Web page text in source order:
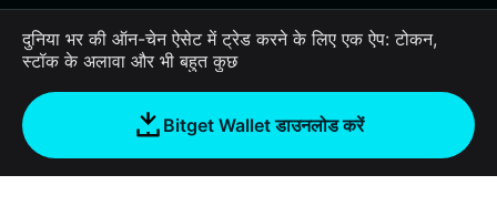
दुनिया भर की ऑन-चेन ऐसेट में ट्रेड करने के लिए एक ऐप: टोकन,
स्टॉक के अलावा और भी बहुत कुछ
Bitget Wallet डाउनलोड करें